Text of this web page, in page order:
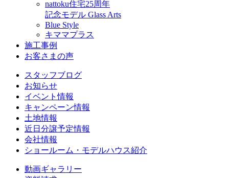
nattoku住宅25周年
記念モデル Glass Arts
Blue Style
キママプラス
施工事例
お客さまの声
スタッフブログ
お知らせ
イベント情報
キャンペーン情報
土地情報
近日分譲予定情報
会社情報
ショールーム・モデルハウス紹介
動画ギャラリー